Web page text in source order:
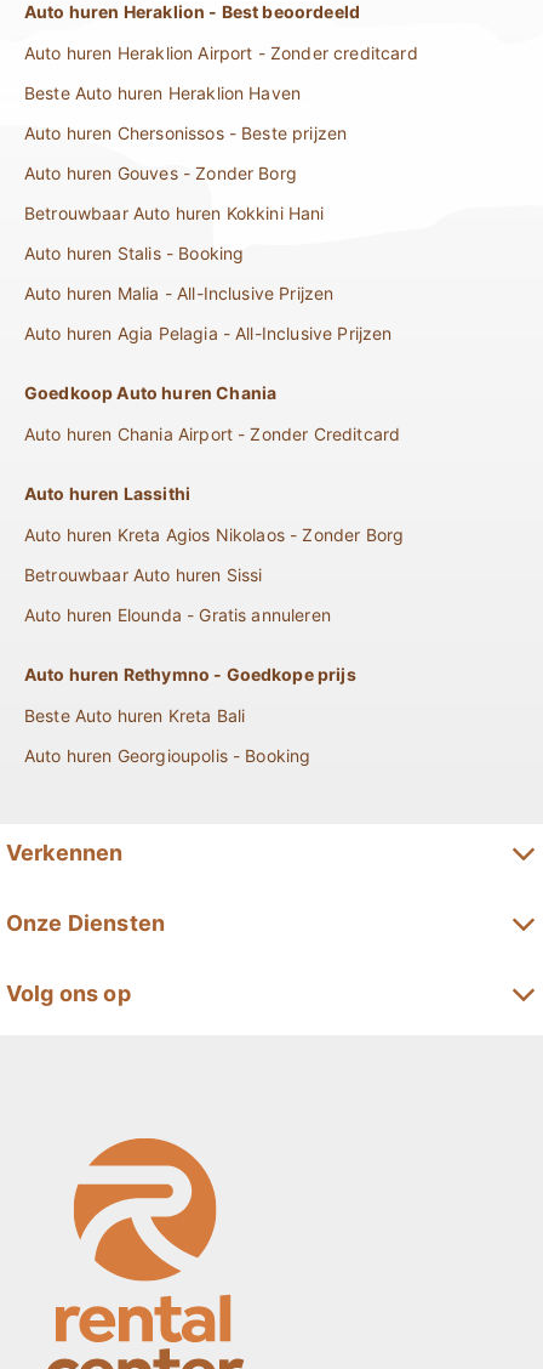
Auto huren Heraklion - Best beoordeeld
Auto huren Heraklion Airport - Zonder creditcard
Beste Auto huren Heraklion Haven
Auto huren Chersonissos - Beste prijzen
Auto huren Gouves - Zonder Borg
Betrouwbaar Auto huren Kokkini Hani
Auto huren Stalis - Booking
Auto huren Malia - All-Inclusive Prijzen
Auto huren Agia Pelagia - All-Inclusive Prijzen
Goedkoop Auto huren Chania
Auto huren Chania Airport - Zonder Creditcard
Auto huren Lassithi
Auto huren Kreta Agios Nikolaos - Zonder Borg
Betrouwbaar Auto huren Sissi
Auto huren Elounda - Gratis annuleren
Auto huren Rethymno - Goedkope prijs
Beste Auto huren Kreta Bali
Auto huren Georgioupolis - Booking
Verkennen
Minivanverhuur op Kreta
Hybride Auto Huren Kreta
Elektrische Auto huren Kreta
Kreta Auto Huren Zonder Kredietkaart
Jonge Bestuurder / Studentenauto Huren Kreta
One way Auto Huren Kreta
Onze Diensten
Locaties
Veel gestelde vragen
Contact
Kreta Reisgids
Volg ons op